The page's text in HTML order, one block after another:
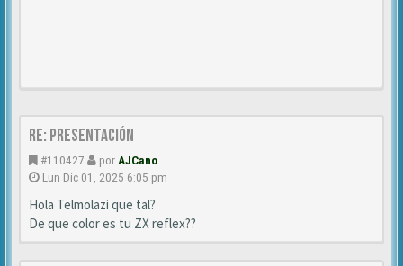
Re: Presentación
#110427 por AJCano
Lun Dic 01, 2025 6:05 pm
Hola Telmolazi que tal?
De que color es tu ZX reflex??